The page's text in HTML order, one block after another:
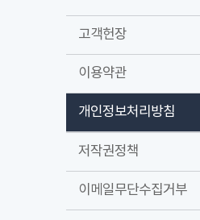
고객헌장
이용약관
개인정보처리방침
저작권정책
이메일무단수집거부